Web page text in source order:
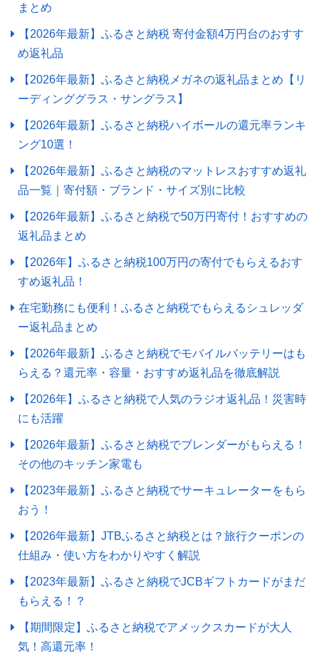
まとめ
【2026年最新】ふるさと納税 寄付金額4万円台のおすす
め返礼品
【2026年最新】ふるさと納税メガネの返礼品まとめ【リ
ーディンググラス・サングラス】
【2026年最新】ふるさと納税ハイボールの還元率ランキ
ング10選！
【2026年最新】ふるさと納税のマットレスおすすめ返礼
品一覧｜寄付額・ブランド・サイズ別に比較
【2026年最新】ふるさと納税で50万円寄付！おすすめの
返礼品まとめ
【2026年】ふるさと納税100万円の寄付でもらえるおす
すめ返礼品！
在宅勤務にも便利！ふるさと納税でもらえるシュレッダ
ー返礼品まとめ
【2026年最新】ふるさと納税でモバイルバッテリーはも
らえる？還元率・容量・おすすめ返礼品を徹底解説
【2026年】ふるさと納税で人気のラジオ返礼品！災害時
にも活躍
【2026年最新】ふるさと納税でブレンダーがもらえる！
その他のキッチン家電も
【2023年最新】ふるさと納税でサーキュレーターをもら
おう！
【2026年最新】JTBふるさと納税とは？旅行クーポンの
仕組み・使い方をわかりやすく解説
【2023年最新】ふるさと納税でJCBギフトカードがまだ
もらえる！？
【期間限定】ふるさと納税でアメックスカードが大人
気！高還元率！